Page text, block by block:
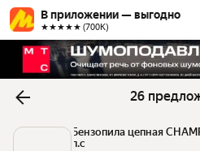
В приложении — выгодно
★★★★★ (700К)
26
Бензопила цепная
л.с